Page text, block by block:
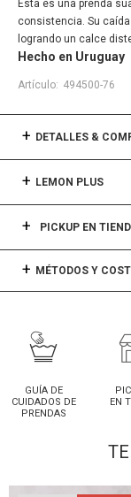
Esta es una prenda
consistencia. Su
logrando un calce
Hecho en Uruguay
494500-76
DETALLES &
LEMON PLUS
PICKUP EN
MÉTODOS Y
GUÍA DE
CUIDADOS DE
PRENDAS
EN